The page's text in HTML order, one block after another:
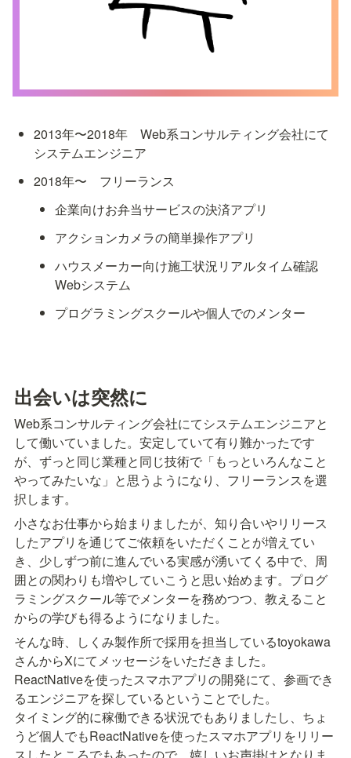
2013年〜2018年　Web系コンサルティング会社にて
システムエンジニア
2018年〜　フリーランス
企業向けお弁当サービスの決済アプリ
アクションカメラの簡単操作アプリ
ハウスメーカー向け施工状況リアルタイム確認
Webシステム
プログラミングスクールや個人でのメンター
出会いは突然に
Web系コンサルティング会社にてシステムエンジニアと
して働いていました。安定していて有り難かったです
が、ずっと同じ業種と同じ技術で「もっといろんなこと
やってみたいな」と思うようになり、フリーランスを選
択します。
小さなお仕事から始まりましたが、知り合いやリリース
したアプリを通じてご依頼をいただくことが増えてい
き、少しずつ前に進んでいる実感が湧いてくる中で、周
囲との関わりも増やしていこうと思い始めます。プログ
ラミングスクール等でメンターを務めつつ、教えること
からの学びも得るようになりました。
そんな時、しくみ製作所で採用を担当しているtoyokawa
さんからXにてメッセージをいただきました。
ReactNativeを使ったスマホアプリの開発にて、参画でき
るエンジニアを探しているということでした。
タイミング的に稼働できる状況でもありましたし、ちょ
うど個人でもReactNativeを使ったスマホアプリをリリー
スしたところでもあったので、嬉しいお声掛けとなりま